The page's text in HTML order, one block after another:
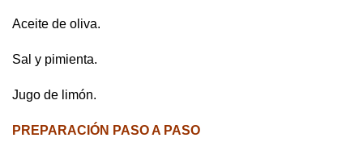
Aceite de oliva.
Sal y pimienta.
Jugo de limón.
PREPARACIÓN PASO A PASO